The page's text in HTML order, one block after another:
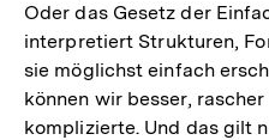
Oder das Gesetz der
interpretiert Strukturen,
sie möglichst einfach
können wir besser,
komplizierte. Und das gilt